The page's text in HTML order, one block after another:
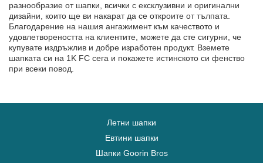
разнообразие от шапки, всички с ексклузивни и оригинални
дизайни, които ще ви накарат да се откроите от тълпата.
Благодарение на нашия ангажимент към качеството и
удовлетвореността на клиентите, можете да сте сигурни, че
купувате издръжлив и добре изработен продукт. Вземете
шапката си на 1K FC сега и покажете истинското си фенство
при всеки повод.
Летни шапки
Евтини шапки
Шапки Goorin Bros